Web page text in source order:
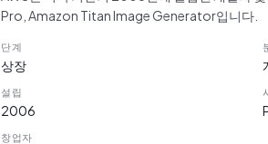
Pro, Amazon Titan Image Generator입니다.
단계
상장
설립
2006
창업자